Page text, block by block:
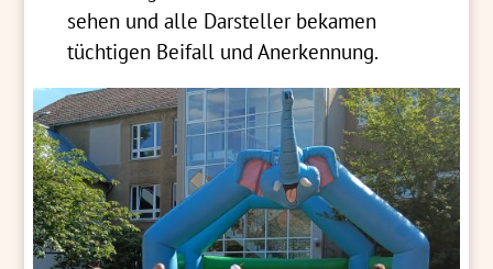
sehen und alle Darsteller bekamen
tüchtigen Beifall und Anerkennung.